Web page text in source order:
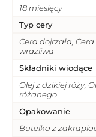
18 miesięcy
Typ cery
Cera dojrzała,
wrażliwa
Składniki wiodące
Olej z dzikiej róży,
różanego
Opakowanie
Butelka z